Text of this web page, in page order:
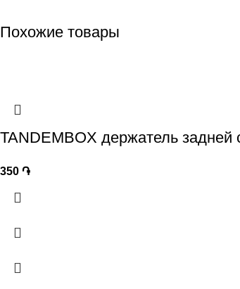
Похожие товары
TANDEMBOX держатель
350 ֏